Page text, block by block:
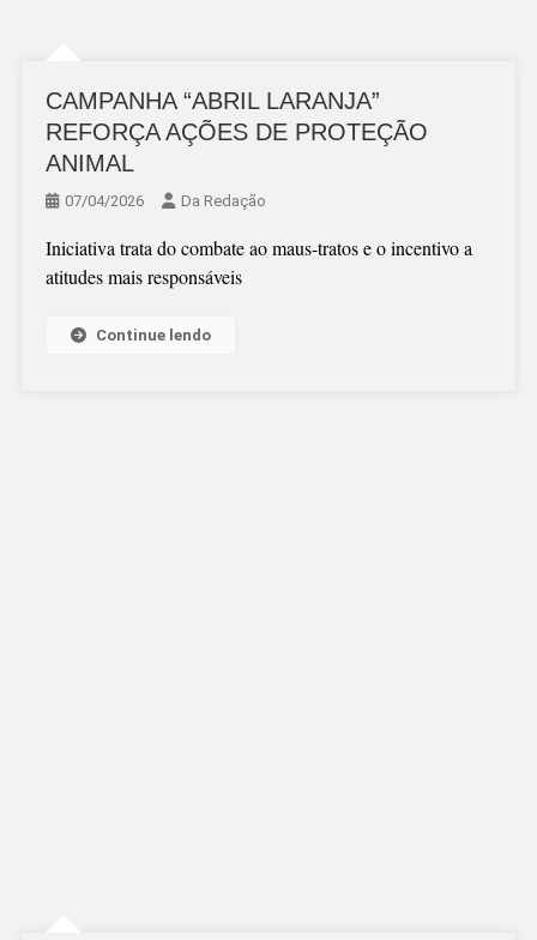
CAMPANHA “ABRIL LARANJA”
REFORÇA AÇÕES DE PROTEÇÃO
ANIMAL
07/04/2026 Da Redação
Iniciativa trata do combate ao maus-tratos e o incentivo a
atitudes mais responsáveis
Continue lendo